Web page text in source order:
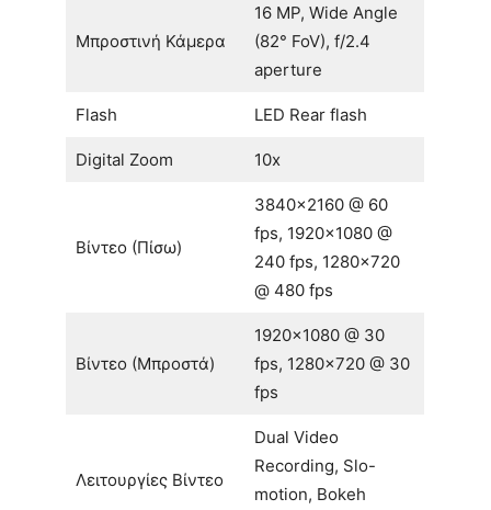
Μπροστινή Κάμερα
16 MP, Wide Angle
(82° FoV), f/2.4
aperture
Flash LED Rear flash
Digital Zoom 10x
Βίντεο (Πίσω)
3840×2160 @ 60
fps, 1920×1080 @
240 fps, 1280×720
@ 480 fps
Βίντεο (Μπροστά)
1920×1080 @ 30
fps, 1280×720 @ 30
fps
Λειτουργίες Βίντεο
Dual Video
Recording, Slo-
motion, Bokeh